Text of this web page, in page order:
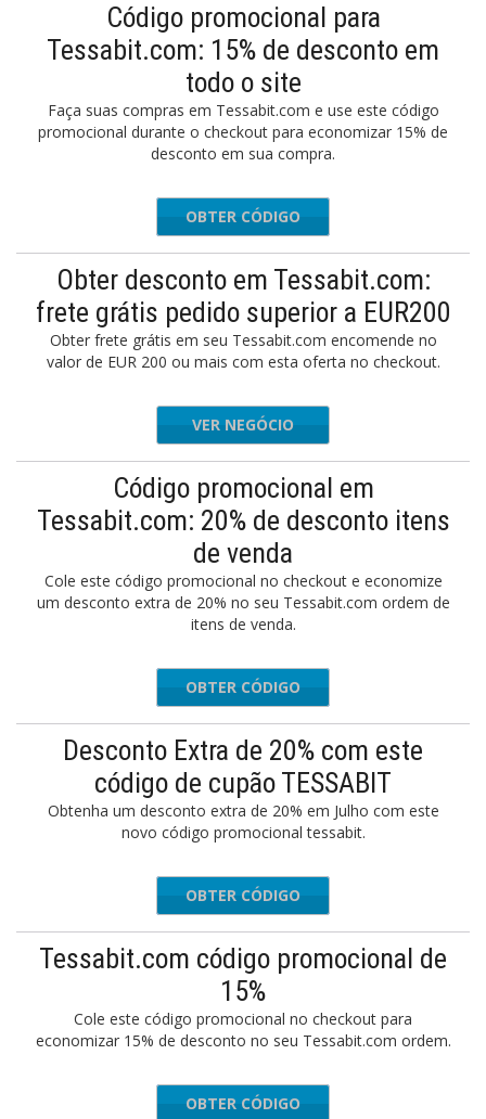
Código promocional para
Tessabit.com: 15% de desconto em
todo o site
Faça suas compras em Tessabit.com e use este código
promocional durante o checkout para economizar 15% de
desconto em sua compra.
TS15X
OBTER CÓDIGO
Obter desconto em Tessabit.com:
frete grátis pedido superior a EUR200
Obter frete grátis em seu Tessabit.com encomende no
valor de EUR 200 ou mais com esta oferta no checkout.
VER NEGÓCIO
Código promocional em
Tessabit.com: 20% de desconto itens
de venda
Cole este código promocional no checkout e economize
um desconto extra de 20% no seu Tessabit.com ordem de
itens de venda.
EXTRA20
OBTER CÓDIGO
Desconto Extra de 20% com este
código de cupão TESSABIT
Obtenha um desconto extra de 20% em Julho com este
novo código promocional tessabit.
EXTRA20
OBTER CÓDIGO
Tessabit.com código promocional de
15%
Cole este código promocional no checkout para
economizar 15% de desconto no seu Tessabit.com ordem.
TSA15
OBTER CÓDIGO